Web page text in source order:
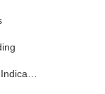
de Lichte